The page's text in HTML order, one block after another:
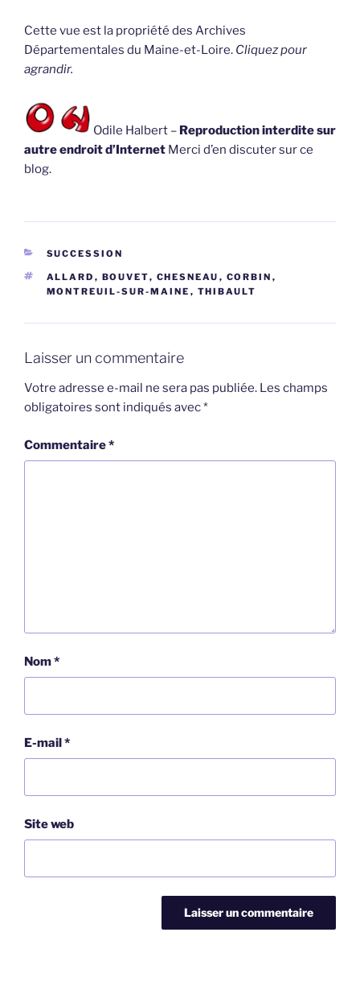
Cette vue est la propriété des Archives
Départementales du Maine-et-Loire. Cliquez pour
agrandir.
Odile Halbert – Reproduction interdite sur
autre endroit d’Internet Merci d’en discuter sur ce
blog.
CATÉGORIES
SUCCESSION
ÉTIQUETTES
ALLARD , BOUVET, CHESNEAU , CORBIN ,
MONTREUIL-SUR-MAINE , THIBAULT
Laisser un commentaire
Votre adresse e-mail ne sera pas publiée. Les champs
obligatoires sont indiqués avec*
Commentaire*
Nom*
E-mail*
Site web